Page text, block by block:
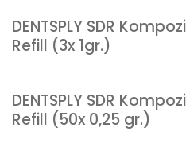
DENTSPLY SDR
Refill (3x 1gr.)
DENTSPLY SDR
Refill (50x 0,25 gr.)